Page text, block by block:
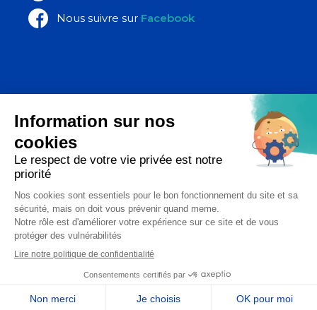
Nous suivre sur Facebook
04 99 62 38 64
La Poste Santé & Autonomie,
un ensemble d’expertises du groupe
Copyright 2026 - Diadom - Tous droits réservés
Réalisation Étincelle